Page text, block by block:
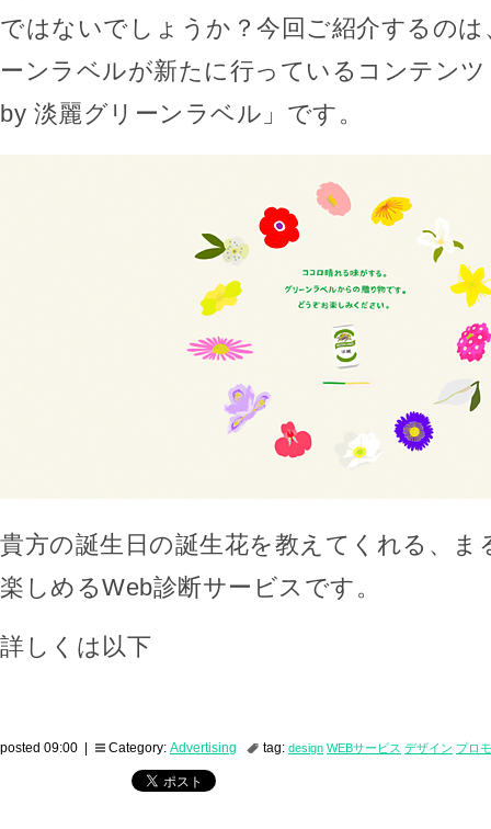
ではないでしょうか？今回ご紹介するの
ーンラベルが新たに行っているコンテン
by 淡麗グリーンラベル」です。
貴方の誕生日の誕生花を教えてくれる、ま
楽しめるWeb診断サービスです。
詳しくは以下
posted 09:00 | Category: Advertising tag: design WEBサービス デザイン プロ